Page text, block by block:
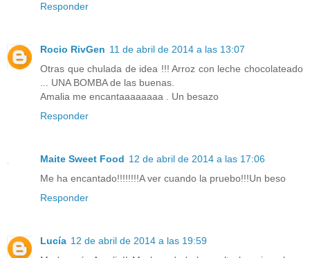
Responder
Rocio RivGen 11 de abril de 2014 a las 13:07
Otras que chulada de idea !!! Arroz con leche chocolateado
... UNA BOMBA de las buenas.
Amalia me encantaaaaaaaa . Un besazo
Responder
Maite Sweet Food 12 de abril de 2014 a las 17:06
Me ha encantado!!!!!!!!A ver cuando la pruebo!!!Un beso
Responder
Lucía 12 de abril de 2014 a las 19:59